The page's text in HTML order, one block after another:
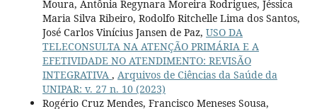
Moura, Antônia Regynara Moreira Rodrigues, Jéssica
Maria Silva Ribeiro, Rodolfo Ritchelle Lima dos Santos,
José Carlos Vinícius Jansen de Paz, USO DA
TELECONSULTA NA ATENÇÃO PRIMÁRIA E A
EFETIVIDADE NO ATENDIMENTO: REVISÃO
INTEGRATIVA , Arquivos de Ciências da Saúde da
UNIPAR: v. 27 n. 10 (2023)
Rogério Cruz Mendes, Francisco Meneses Sousa,